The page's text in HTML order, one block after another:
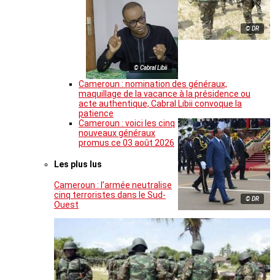
© DR
© Cabral Libii
Cameroun : nomination des généraux,
maquillage de la vacance à la présidence ou
acte authentique, Cabral Libii convoque la
patience
© DR
Cameroun : voici les cinq
nouveaux généraux
promus ce 03 août 2026
Les plus lus
Cameroun : l’armée neutralise
cinq terroristes dans le Sud-
Ouest